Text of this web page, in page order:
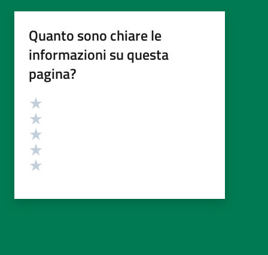
Quanto sono chiare le
informazioni su questa
pagina?
Valutazione